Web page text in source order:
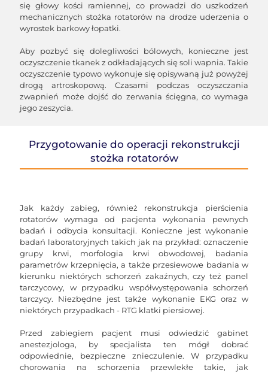
się głowy kości ramiennej, co prowadzi do uszkodzeń
mechanicznych stożka rotatorów na drodze uderzenia o
wyrostek barkowy łopatki.
Aby pozbyć się dolegliwości bólowych, konieczne jest
oczyszczenie tkanek z odkładających się soli wapnia. Takie
oczyszczenie typowo wykonuje się opisywaną już powyżej
drogą artroskopową. Czasami podczas oczyszczania
zwapnień może dojść do zerwania ścięgna, co wymaga
jego zeszycia.
Przygotowanie do operacji rekonstrukcji
stożka rotatorów
Jak każdy zabieg, również rekonstrukcja pierścienia
rotatorów wymaga od pacjenta wykonania pewnych
badań i odbycia konsultacji. Konieczne jest wykonanie
badań laboratoryjnych takich jak na przykład: oznaczenie
grupy krwi, morfologia krwi obwodowej, badania
parametrów krzepnięcia, a także przesiewowe badania w
kierunku niektórych schorzeń zakaźnych, czy też panel
tarczycowy, w przypadku współwystępowania schorzeń
tarczycy. Niezbędne jest także wykonanie EKG oraz w
niektórych przypadkach - RTG klatki piersiowej.
Przed zabiegiem pacjent musi odwiedzić gabinet
anestezjologa, by specjalista ten mógł dobrać
odpowiednie, bezpieczne znieczulenie. W przypadku
chorowania na schorzenia przewlekłe takie, jak